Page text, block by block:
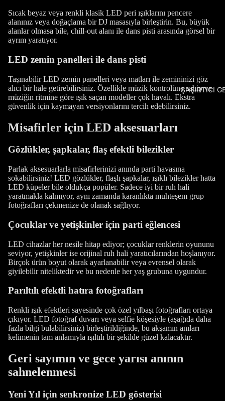
ŞAŞIRTICI
Sıcak beyaz veya renkli klasik LED peri ışıklarını pencere
alanınız veya doğaçlama bir DJ masasıyla birleştirin. Bu, büyük
alanlar olmasa bile, chill-out alanı ile dans pisti arasında görsel bir
ayrım yaratıyor.
LED zemin panelleri ile dans pisti
Taşınabilir LED zemin panelleri veya matları ile zemininizi göz
alıcı bir hale getirebilirsiniz. Özellikle müzik kontrolüne sahip ve
müziğin ritmine göre ışık saçan modeller çok havalı. Ekstra
güvenlik için kaymayan versiyonlarını tercih edebilirsiniz.
Misafirler için LED aksesuarları
Gözlükler, şapkalar, flaş efektli bilezikler
Parlak aksesuarlarla misafirlerinizi anında parti havasına
sokabilirsiniz! LED gözlükler, flaşlı şapkalar, ışıklı bilezikler hatta
LED küpeler bile oldukça popüler. Sadece iyi bir ruh hali
yaratmakla kalmıyor, aynı zamanda karanlıkta muhteşem grup
fotoğrafları çekmenize de olanak sağlıyor.
Çocuklar ve yetişkinler için parti eğlencesi
LED cihazlar her nesile hitap ediyor; çocuklar renklerin oyununu
seviyor, yetişkinler ise orijinal ruh hali yaratıcılarından hoşlanıyor.
Birçok ürün boyut olarak ayarlanabilir veya evrensel olarak
giyilebilir niteliktedir ve bu nedenle her yaş grubuna uygundur.
Parıltılı efektli hatıra fotoğrafları
Renkli ışık efektleri sayesinde çok özel yılbaşı fotoğrafları ortaya
çıkıyor. LED fotoğraf duvarı veya selfie köşesiyle (aşağıda daha
fazla bilgi bulabilirsiniz) birleştirildiğinde, bu akşamın anıları
kelimenin tam anlamıyla ışıltılı bir şekilde güzel kalacaktır.
Geri sayımın ve gece yarısı anının
sahnelenmesi
Yeni Yıl için senkronize LED gösterisi